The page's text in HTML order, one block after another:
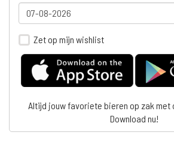
Zet op mijn wishlist
Altijd jouw favoriete bieren op zak met
Download nu!